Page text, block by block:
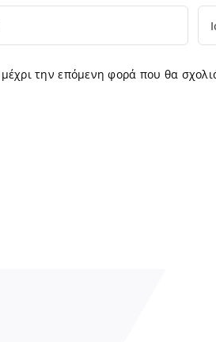
την επόμενη φορά που θα